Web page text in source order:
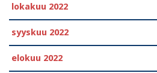
lokakuu 2022
syyskuu 2022
elokuu 2022